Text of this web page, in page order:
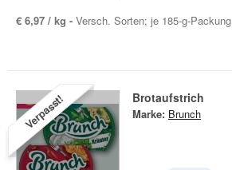
€ 6,97 / kg - Versch. Sorten; je 185-g-Packung
Verpasst! Brotaufstrich
Marke: Brunch